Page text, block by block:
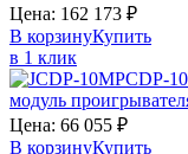
Цена: 162 173 ₽
В корзинуКупить
в 1 клик
CDP-
модуль
Цена: 66 055 ₽
В корзинуКупить